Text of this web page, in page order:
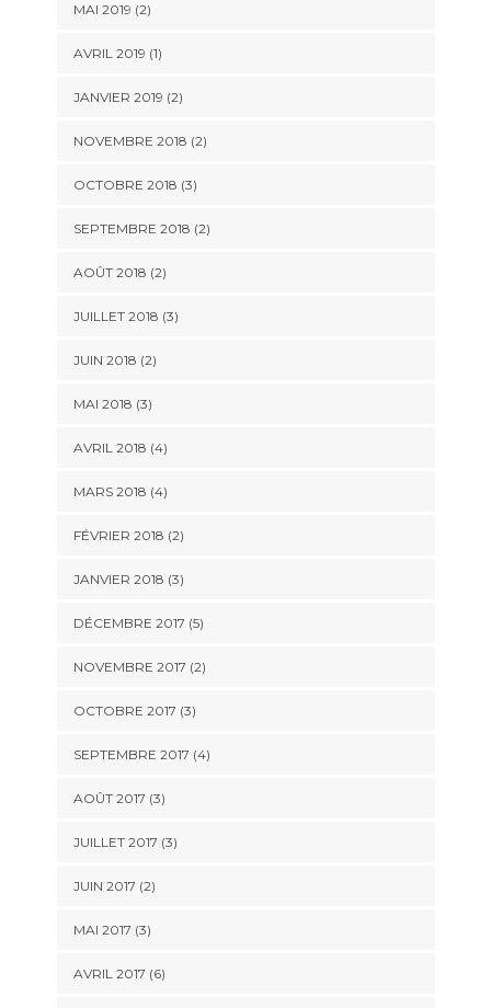
MAI 2019 (2)
AVRIL 2019 (1)
JANVIER 2019 (2)
NOVEMBRE 2018 (2)
OCTOBRE 2018 (3)
SEPTEMBRE 2018 (2)
AOÛT 2018 (2)
JUILLET 2018 (3)
JUIN 2018 (2)
MAI 2018 (3)
AVRIL 2018 (4)
MARS 2018 (4)
FÉVRIER 2018 (2)
JANVIER 2018 (3)
DÉCEMBRE 2017 (5)
NOVEMBRE 2017 (2)
OCTOBRE 2017 (3)
SEPTEMBRE 2017 (4)
AOÛT 2017 (3)
JUILLET 2017 (3)
JUIN 2017 (2)
MAI 2017 (3)
AVRIL 2017 (6)